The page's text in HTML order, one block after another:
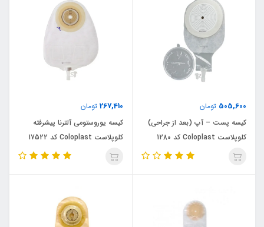
505,600 تومان
کیسه پست – آپ (بعد از جراحی)
کلوپلاست Coloplast کد 1280
267,410 تومان
کیسه یوروستومی آلترنا پیشرفته
کلوپلاست Coloplast کد 17522